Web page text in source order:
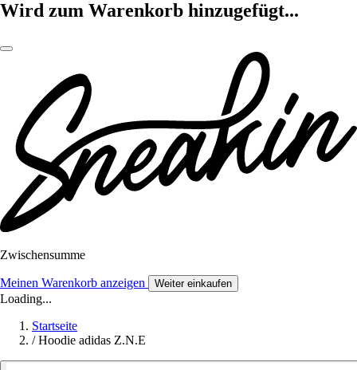
Wird zum Warenkorb hinzugefügt...
Zwischensumme
Meinen Warenkorb anzeigen Weiter einkaufen
Loading...
Startseite
/ Hoodie adidas Z.N.E